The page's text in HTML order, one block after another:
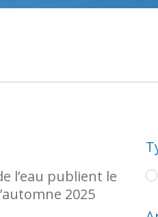
l’eau publient le
2025